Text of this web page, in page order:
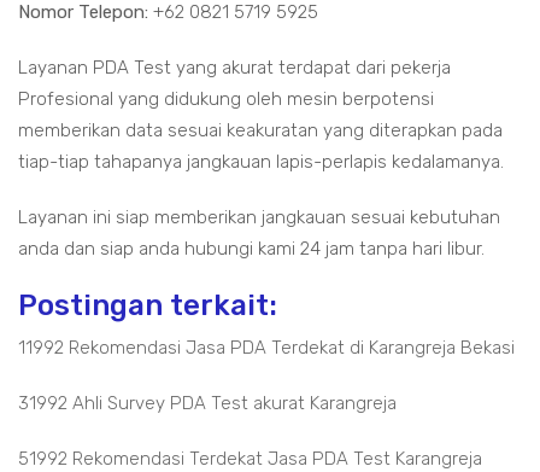
Nomor Telepon: +62 0821 5719 5925
Layanan PDA Test yang akurat terdapat dari pekerja
Profesional yang didukung oleh mesin berpotensi
memberikan data sesuai keakuratan yang diterapkan pada
tiap-tiap tahapanya jangkauan lapis-perlapis kedalamanya.
Layanan ini siap memberikan jangkauan sesuai kebutuhan
anda dan siap anda hubungi kami 24 jam tanpa hari libur.
Postingan terkait:
11992 Rekomendasi Jasa PDA Terdekat di Karangreja Bekasi
31992 Ahli Survey PDA Test akurat Karangreja
51992 Rekomendasi Terdekat Jasa PDA Test Karangreja